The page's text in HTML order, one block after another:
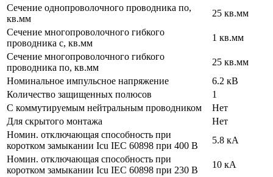
Сечение однопроволочного проводника по,
кв.мм
25 кв.мм
Сечение многопроволочного гибкого
проводника с, кв.мм
1 кв.мм
Сечение многопроволочного гибкого
проводника по, кв.мм
25 кв.мм
Номинальное импульсное напряжение
6.2 кВ
Количество защищенных полюсов
1
С коммутируемым нейтральным проводником
Нет
Для скрытого монтажа
Нет
Номин. отключающая способность при
коротком замыкании Icu IEC 60898 при 400 В
5.8 кА
Номин. отключающая способность при
коротком замыкании Icu IEC 60898 при 230 В
10 кА